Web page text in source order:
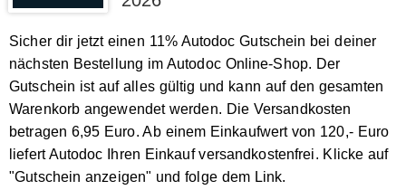
Sicher dir jetzt einen 11% Autodoc Gutschein bei deiner
nächsten Bestellung im Autodoc Online-Shop. Der
Gutschein ist auf alles gültig und kann auf den gesamten
Warenkorb angewendet werden. Die Versandkosten
betragen 6,95 Euro. Ab einem Einkaufwert von 120,- Euro
liefert Autodoc Ihren Einkauf versandkostenfrei. Klicke auf
"Gutschein anzeigen" und folge dem Link.